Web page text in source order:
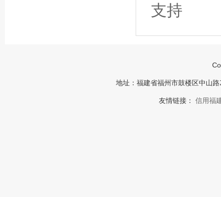
支持
地址：福建省福州市鼓楼区中山
友情链接： 信用福